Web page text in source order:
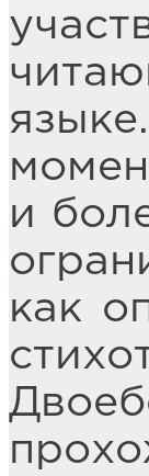
и
как